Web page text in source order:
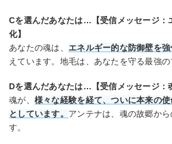
Cを選んだあなたは…【受信メッセージ：
化】
あなたの魂は、 エネルギー的な防御壁を
えています。地毛は、あなたを守る最強の
Dを選んだあなたは…【受信メッセージ：
魂が、 様々な経験を経て、ついに本来の
としています。 アンテナは、魂の故郷か
す。